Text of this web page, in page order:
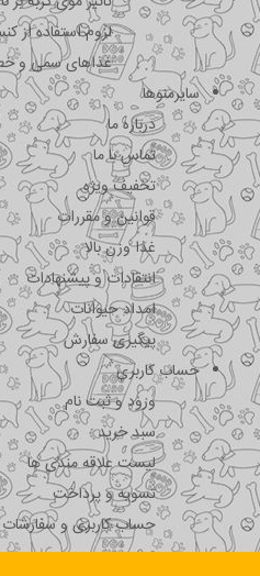
لزوم استفاده از
غذاهای سمی و
سایرمنوها
درباره ما
تماس با ما
تخفیف ویژه
قوانین و مقررات
غذا وزن بالا
انتقادات و پیشنهادات
امداد حیوانات
پیگیری سفارش
حساب کاربری
ورود و ثبت نام
سبد خرید
لیست علاقه مندی ها
تسویه و پرداخت
حساب کاربری و سفارشات